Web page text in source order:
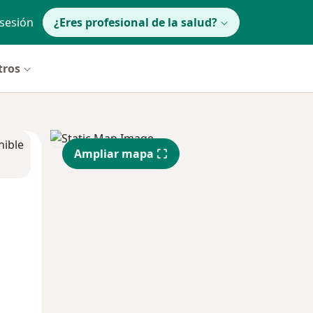
¿Eres profesional de la salud?
Ampliar mapa